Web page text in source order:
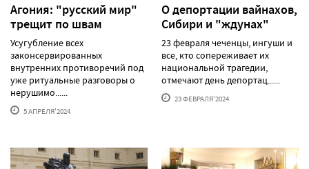
Агония: "русский мир"
трещит по швам
Усугубление всех
законсервированных
внутренних противоречий под
уже ритуальные разговоры о
нерушимо......
5 АПРЕЛЯ'2024
О депортации вайнахов,
Сибири и "ждунах"
23 февраля чеченцы, ингуши и
все, кто сопереживает их
национальной трагедии,
отмечают день депортац......
23 ФЕВРАЛЯ'2024